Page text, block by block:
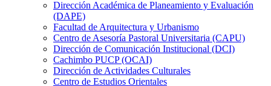
Dirección Académica de Planeamiento y Evaluación
(DAPE)
Facultad de Arquitectura y Urbanismo
Centro de Asesoría Pastoral Universitaria (CAPU)
Dirección de Comunicación Institucional (DCI)
Cachimbo PUCP (OCAI)
Dirección de Actividades Culturales
Centro de Estudios Orientales